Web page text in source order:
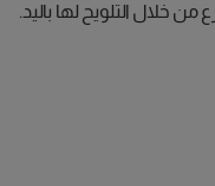
خلال التلويح لها باليد.